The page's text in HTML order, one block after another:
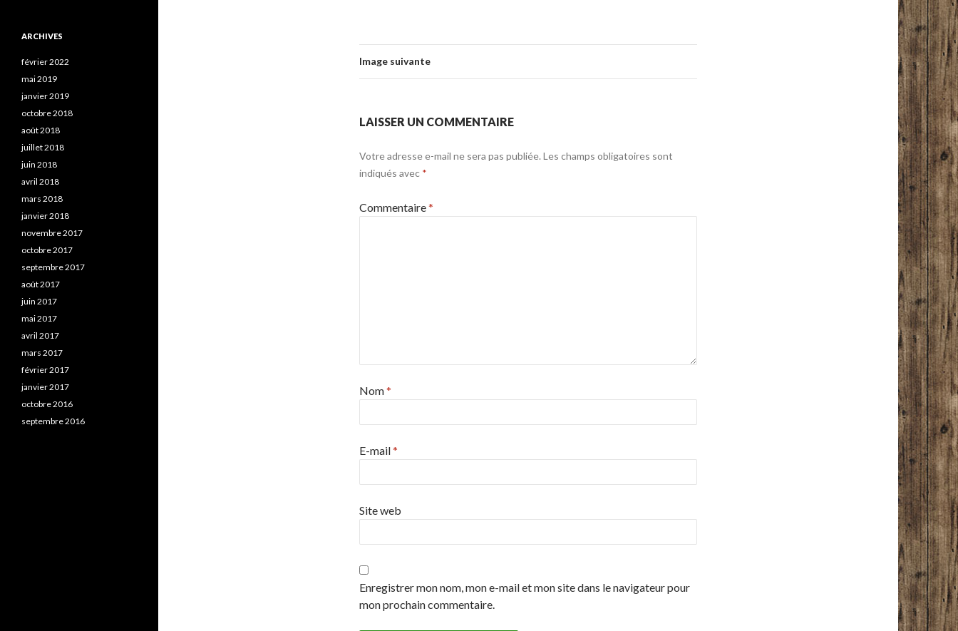
Image suivante
LAISSER UN COMMENTAIRE
Votre adresse e-mail ne sera pas publiée.Les champs obligatoires sont
indiqués avec *
Commentaire*
Nom*
E-mail*
Site web
Enregistrer mon nom, mon e-mail et mon site dans le navigateur pour
mon prochain commentaire.
ARCHIVES
février 2022
mai 2019
janvier 2019
octobre 2018
août 2018
juillet 2018
juin 2018
avril 2018
mars 2018
janvier 2018
novembre 2017
octobre 2017
septembre 2017
août 2017
juin 2017
mai 2017
avril 2017
mars 2017
février 2017
janvier 2017
octobre 2016
septembre 2016